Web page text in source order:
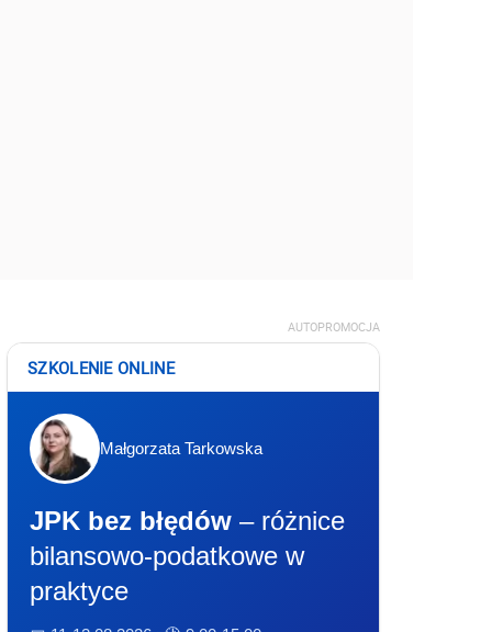
AUTOPROMOCJA
SZKOLENIE ONLINE
Małgorzata Tarkowska
JPK bez błędów – różnice
bilansowo-podatkowe w
praktyce